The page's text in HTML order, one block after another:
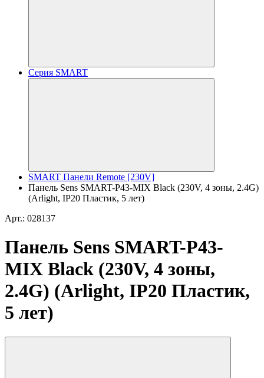
Серия SMART
SMART Панели Remote [230V]
Панель Sens SMART-P43-MIX Black (230V, 4 зоны, 2.4G)
(Arlight, IP20 Пластик, 5 лет)
Арт.: 028137
Панель Sens SMART-P43-
MIX Black (230V, 4 зоны,
2.4G) (Arlight, IP20 Пластик,
5 лет)